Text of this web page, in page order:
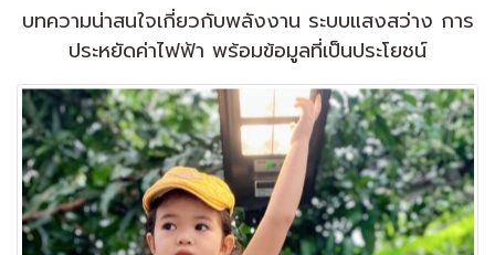
บทความน่าสนใจเกี่ยวกับพลังงาน ระบบแสงสว่าง การ
ประหยัดค่าไฟฟ้า พร้อมข้อมูลที่เป็นประโยชน์